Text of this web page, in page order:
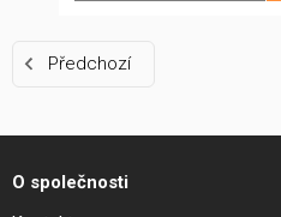
Předchozí
O společnosti